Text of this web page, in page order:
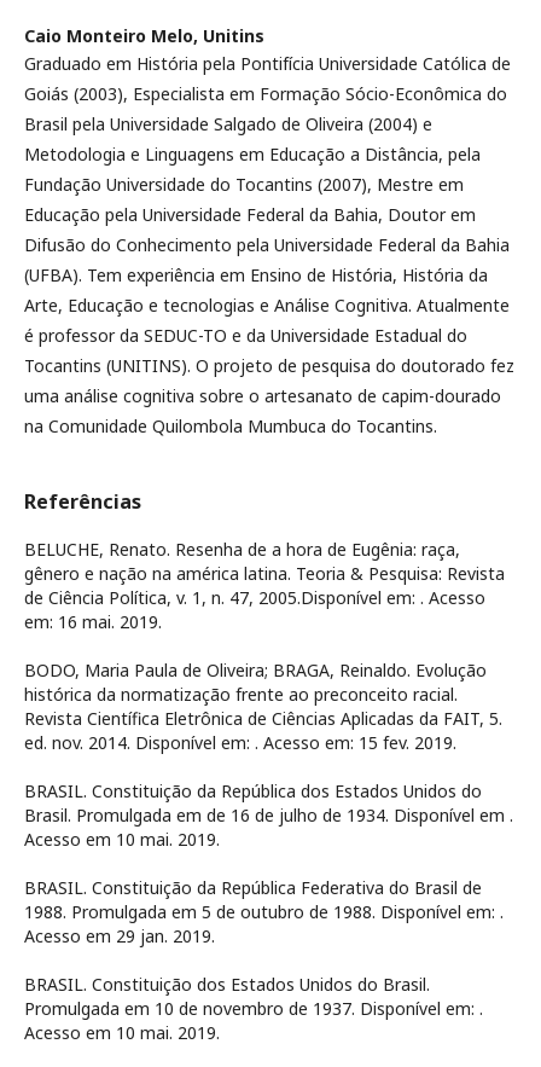
Caio Monteiro Melo, Unitins
Graduado em História pela Pontifícia Universidade Católica de
Goiás (2003), Especialista em Formação Sócio-Econômica do
Brasil pela Universidade Salgado de Oliveira (2004) e
Metodologia e Linguagens em Educação a Distância, pela
Fundação Universidade do Tocantins (2007), Mestre em
Educação pela Universidade Federal da Bahia, Doutor em
Difusão do Conhecimento pela Universidade Federal da Bahia
(UFBA). Tem experiência em Ensino de História, História da
Arte, Educação e tecnologias e Análise Cognitiva. Atualmente
é professor da SEDUC-TO e da Universidade Estadual do
Tocantins (UNITINS). O projeto de pesquisa do doutorado fez
uma análise cognitiva sobre o artesanato de capim-dourado
na Comunidade Quilombola Mumbuca do Tocantins.
Referências
BELUCHE, Renato. Resenha de a hora de Eugênia: raça,
gênero e nação na américa latina. Teoria & Pesquisa: Revista
de Ciência Política, v. 1, n. 47, 2005.Disponível em: . Acesso
em: 16 mai. 2019.
BODO, Maria Paula de Oliveira; BRAGA, Reinaldo. Evolução
histórica da normatização frente ao preconceito racial.
Revista Científica Eletrônica de Ciências Aplicadas da FAIT, 5.
ed. nov. 2014. Disponível em: . Acesso em: 15 fev. 2019.
BRASIL. Constituição da República dos Estados Unidos do
Brasil. Promulgada em de 16 de julho de 1934. Disponível em .
Acesso em 10 mai. 2019.
BRASIL. Constituição da República Federativa do Brasil de
1988. Promulgada em 5 de outubro de 1988. Disponível em: .
Acesso em 29 jan. 2019.
BRASIL. Constituição dos Estados Unidos do Brasil.
Promulgada em 10 de novembro de 1937. Disponível em: .
Acesso em 10 mai. 2019.